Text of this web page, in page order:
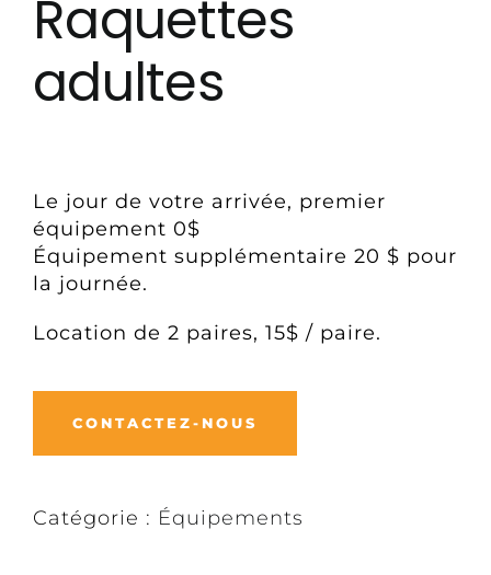
Raquettes
adultes
Le jour de votre arrivée, premier
équipement 0$
Équipement supplémentaire 20 $ pour
la journée.
Location de 2 paires, 15$ / paire.
CONTACTEZ-NOUS
Catégorie : Équipements